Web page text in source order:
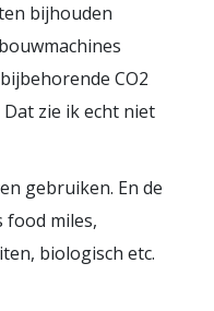
bijhouden
CO2
zie ik echt niet
gebruiken. En de
food miles,
biologisch etc.